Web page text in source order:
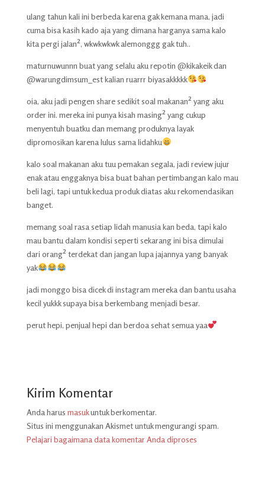
ulang tahun kali ini berbeda karena gak kemana mana, jadi
cuma bisa kasih kado aja yang dimana harganya sama kalo
kita pergi jalan², wkwkwkwk alemonggg gak tuh..
maturnuwunnn buat yang selalu aku repotin @kikakeik dan
@warungdimsum_est kalian ruarrr biyasakkkkk
oia, aku jadi pengen share sedikit soal makanan² yang aku
order ini. mereka ini punya kisah masing² yang cukup
menyentuh buatku dan memang produknya layak
dipromosikan karena lulus sama lidahku
kalo soal makanan aku tuu pemakan segala, jadi review jujur
enak atau enggaknya bisa buat bahan pertimbangan kalo mau
beli lagi, tapi untuk kedua produk diatas aku rekomendasikan
banget.
memang soal rasa setiap lidah manusia kan beda, tapi kalo
mau bantu dalam kondisi seperti sekarang ini bisa dimulai
dari orang² terdekat dan jangan lupa jajannya yang banyak
yak
jadi monggo bisa dicek di instagram mereka dan bantu usaha
kecil yukkk supaya bisa berkembang menjadi besar.
perut hepi, penjual hepi dan berdoa sehat semua yaa
Kirim Komentar
Anda harus masukuntuk berkomentar.
Situs ini menggunakan Akismet untuk mengurangi spam.
Pelajari bagaimana data komentar Anda diproses